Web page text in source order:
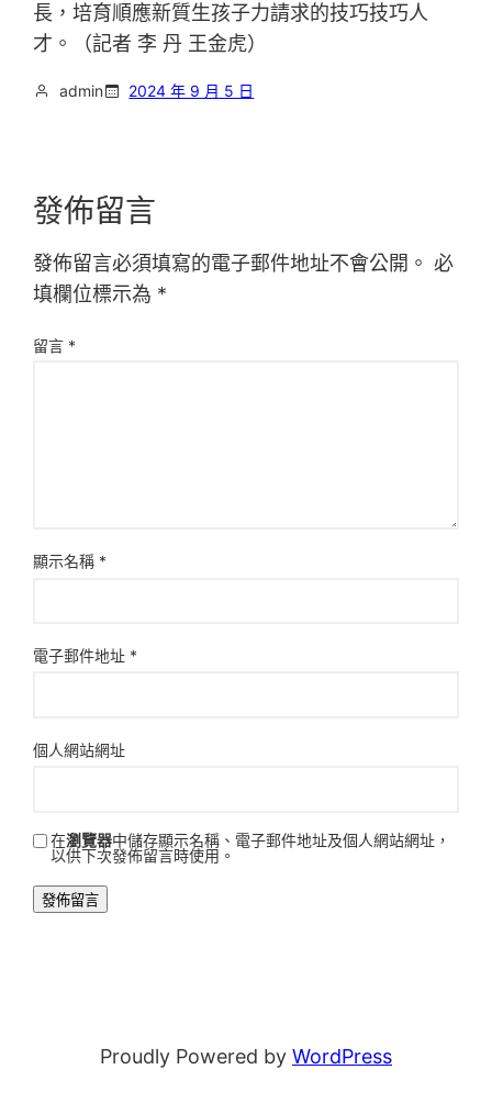
長，培育順應新質生孩子力請求的技巧技巧人
才。（記者 李 丹 王金虎）
admin 2024 年 9 月 5 日
發佈留言
發佈留言必須填寫的電子郵件地址不會公開。 必
填欄位標示為 *
留言 *
顯示名稱 *
電子郵件地址 *
個人網站網址
在瀏覽器中儲存顯示名稱、電子郵件地址及個人網站網址，
以供下次發佈留言時使用。
Proudly Powered by WordPress